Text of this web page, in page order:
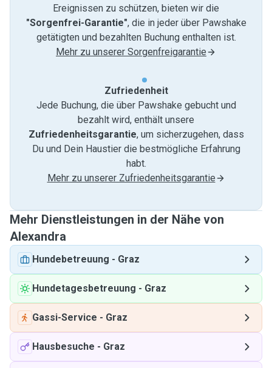
Ereignissen zu schützen, bieten wir die
"Sorgenfrei-Garantie", die in jeder über Pawshake
getätigten und bezahlten Buchung enthalten ist.
Mehr zu unserer Sorgenfreigarantie
Zufriedenheit
Jede Buchung, die über Pawshake gebucht und
bezahlt wird, enthält unsere
Zufriedenheitsgarantie, um sicherzugehen, dass
Du und Dein Haustier die bestmögliche Erfahrung
habt.
Mehr zu unserer Zufriedenheitsgarantie
Mehr Dienstleistungen in der Nähe von
Alexandra
Hundebetreuung - Graz
Hundetagesbetreuung - Graz
Gassi-Service - Graz
Hausbesuche - Graz